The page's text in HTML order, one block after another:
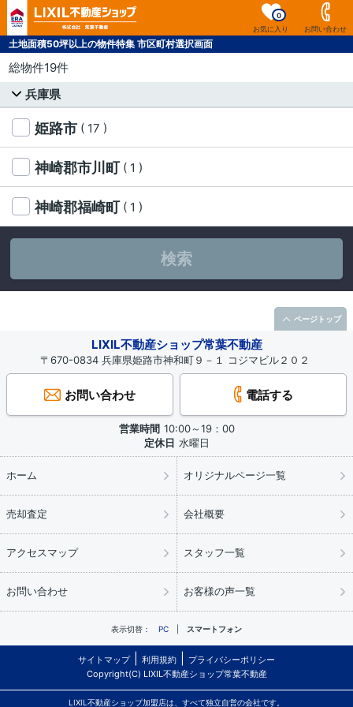
お気に入り
0
お問い合わせ
土地面積50坪以上の物件特集 市区町村選択画面
総物件19件
兵庫県
姫路市 ( 17 )
神崎郡市川町 ( 1 )
神崎郡福崎町 ( 1 )
検索
LIXIL不動産ショップ常葉不動産
〒670-0834 兵庫県姫路市神和町９－１ コジマビル２０２
お問い合わせ 電話する
営業時間 10:00～19：00
定休日 水曜日
ホーム オリジナルページ一覧
売却査定 会社概要
アクセスマップ スタッフ一覧
お問い合わせ お客様の声一覧
表示切替： PC スマートフォン
サイトマップ 利用規約
プライバシーポリシー
Copyright(C) LIXIL不動産ショップ常葉不動産
LIXIL不動産ショップ加盟店は、すべて独立自営の会社です。
ページトップ